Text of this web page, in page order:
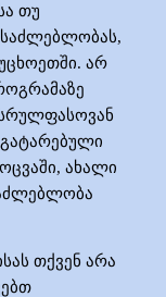
თუ
. არ
, ახალი
თქვენ არა